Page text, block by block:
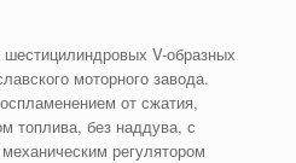
V-образных
моторного завода.
от сжатия,
топлива, без наддува, с
регулятором